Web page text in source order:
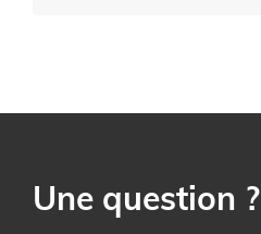
Une question ?